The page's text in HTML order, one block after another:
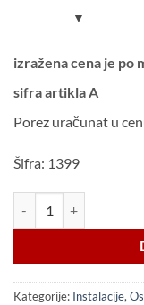
izražena cena je po
sifra artikla A
Porez uračunat u
Šifra: 1399
Kategorije: Instalacije,